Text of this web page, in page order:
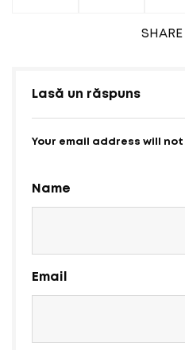
SHARE
Lasă un răspuns
Your email address will
Name
Email